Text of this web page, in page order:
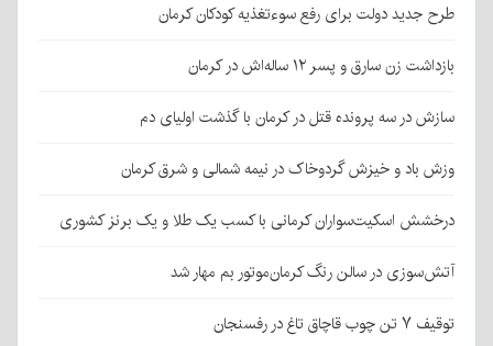
طرح جدید دولت برای رفع سوءتغذیه کودکان کرمان
بازداشت زن سارق و پسر ۱۲ ساله‌اش در کرمان
سازش در سه پرونده قتل در کرمان با گذشت اولیای دم
وزش باد و خیزش گردوخاک در نیمه شمالی و شرق کرمان
درخشش اسکیت‌سواران کرمانی با کسب یک طلا و یک برنز کشوری
آتش‌سوزی در سالن رنگ کرمان‌موتور بم مهار شد
توقیف ۷ تن چوب قاچاق تاغ در رفسنجان